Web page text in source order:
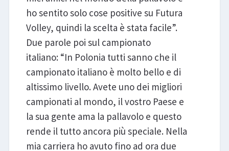
ho sentito solo cose positive su Futura
Volley, quindi la scelta è stata facile”.
Due parole poi sul campionato
italiano: “In Polonia tutti sanno che il
campionato italiano è molto bello e di
altissimo livello. Avete uno dei migliori
campionati al mondo, il vostro Paese e
la sua gente ama la pallavolo e questo
rende il tutto ancora più speciale. Nella
mia carriera ho avuto fino ad ora due